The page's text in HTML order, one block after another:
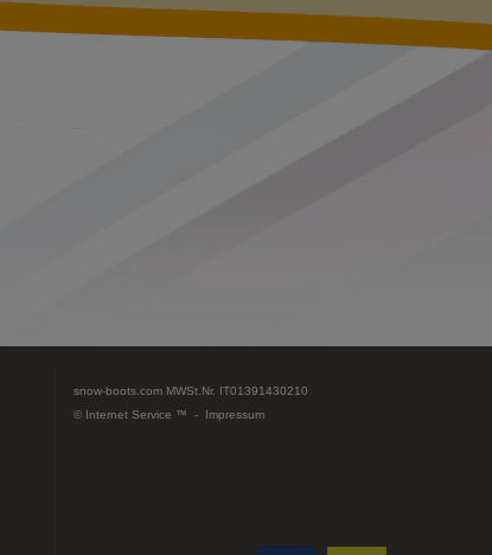
snow-boots.com MWSt.Nr. IT01391430210
© Internet Service ™ - Impressum